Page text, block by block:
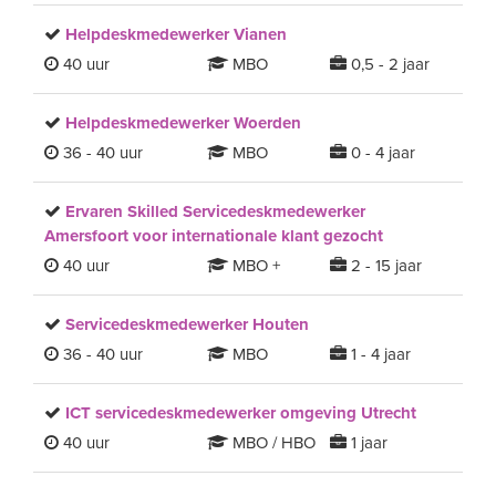
Helpdeskmedewerker Vianen
40 uur
MBO 0,5 - 2 jaar
Helpdeskmedewerker Woerden
36 - 40 uur
MBO 0 - 4 jaar
Ervaren Skilled Servicedeskmedewerker
Amersfoort voor internationale klant gezocht
40 uur
MBO + 2 - 15 jaar
Servicedeskmedewerker Houten
36 - 40 uur
MBO 1 - 4 jaar
ICT servicedeskmedewerker omgeving Utrecht
40 uur
MBO / HBO 1 jaar